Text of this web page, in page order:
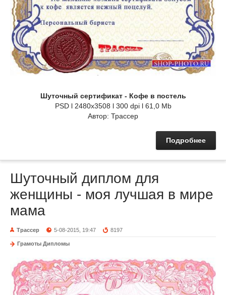
Шуточный сертификат - Кофе в постель
PSD l 2480x3508 l 300 dpi l 61,0 Mb
Автор: Трассер
Подробнее
Шуточный диплом для
женщины - моя лучшая в мире
мама
Трассер 5-08-2015, 19:47 8197
Грамоты Дипломы